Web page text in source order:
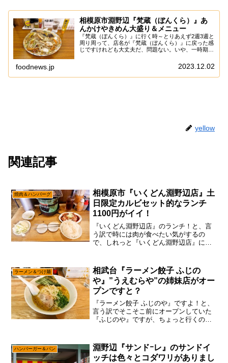
相模原市淵野辺『梵蔵（ぼんくら）』あ
んかけやきめん大盛り＆メニュー
『梵蔵（ぼんくら）』に行く時～とりあえず2週3週と
周り周って、店名が『梵蔵（ぼんくら）』に戻った感
じですけれども大丈夫だ、問題ない。いや、一時期は
イップミルクみたいな方向を模索してましたからね...
foodnews.jp 2023.12.02
yellow
関連記事
焼肉＆ハンバーグ
相模原市『いくどん淵野辺店』土
日限定カルビセット的なランチ
1100円がイイ！
『いくどん淵野辺店』のランチ！と、言
う訳で時には肉が食べたい気がするの
で、しれっと『いくどん淵野辺店』に行
える説ですが、あえて言おう！「完全予
約制ですからねと！」なので...
ラーメン＆つけ麺
相武台『ラーメン餃子 ふじの
や』”うえむらや”の姉妹店がオー
プンですと？
『ラーメン餃子 ふじのや』ですよ！と、
言う訳でそこそこ前にオープンしていた
『ふじのや』ですが、ちょっと行くのが
ういうのはオープン直後に最速で行く
か、味とかオペレーション...
ハンバーガー＆パン
淵野辺『サンドｰレ』のサンドイ
ッチは色々とコダワリがありまし